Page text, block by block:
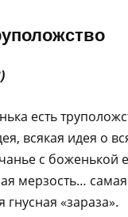
есть
всякая идея о
с боженькой
мерзость…
гнусная «зараза».